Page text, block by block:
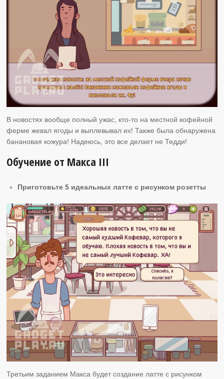
В новостях вообще полный ужас, кто-то на местной кофейной
ферме жевал ягоды и выплевывал их! Также была обнаружена
банановая кожура! Надеюсь, это все делает не Тедди!
Обучение от Макса ІІI
Приготовьте 5 идеальных латте с рисунком розетты
Третьим заданием Макса будет создание латте с рисунком